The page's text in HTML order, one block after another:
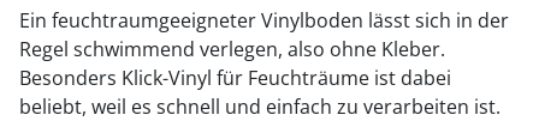
Ein feuchtraumgeeigneter Vinylboden lässt sich in der
Regel schwimmend verlegen, also ohne Kleber.
Besonders Klick-Vinyl für Feuchträume ist dabei
beliebt, weil es schnell und einfach zu verarbeiten ist.